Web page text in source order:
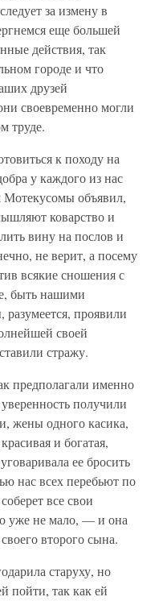
за измену в
еще большей
действия, так
городе и что
друзей
своевременно могли
труде.
к походу на
у каждого из нас
Мотекусомы объявил,
коварство и
вину на послов и
не верит, а посему
всякие сношения с
быть нашими
проявили
своей
стражу.
предполагали именно
получили
жены одного касика,
и богатая,
ее бросить
нас всех перебьют по
все свои
уже не мало, — и она
второго сына.
старуху, но
пойти, так как ей